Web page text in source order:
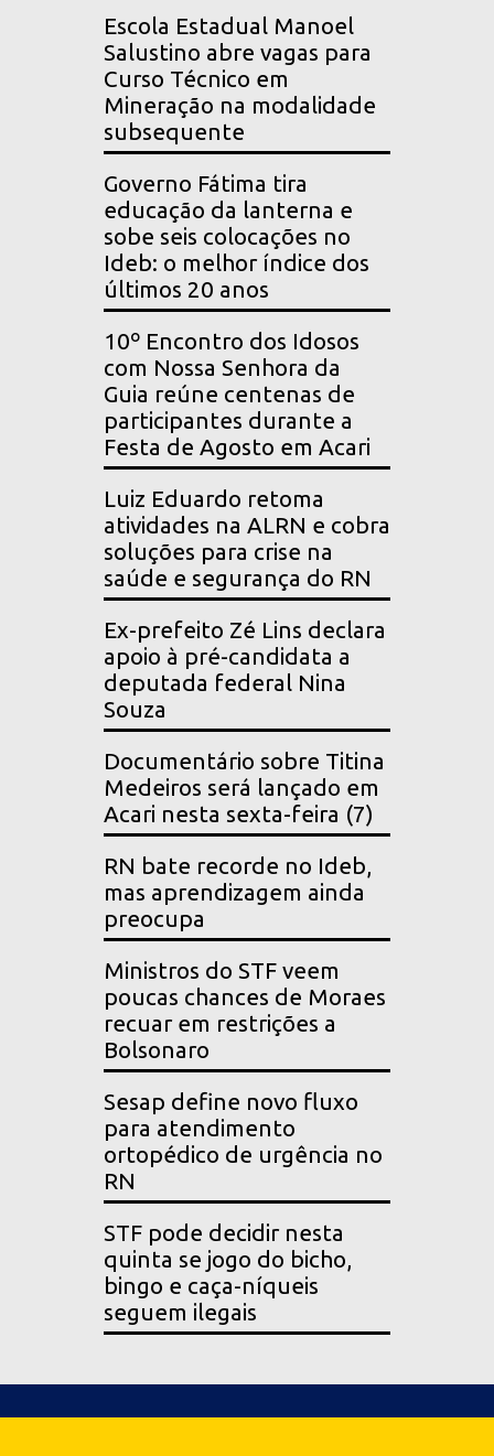
Escola Estadual Manoel
Salustino abre vagas para
Curso Técnico em
Mineração na modalidade
subsequente
Governo Fátima tira
educação da lanterna e
sobe seis colocações no
Ideb: o melhor índice dos
últimos 20 anos
10º Encontro dos Idosos
com Nossa Senhora da
Guia reúne centenas de
participantes durante a
Festa de Agosto em Acari
Luiz Eduardo retoma
atividades na ALRN e cobra
soluções para crise na
saúde e segurança do RN
Ex-prefeito Zé Lins declara
apoio à pré-candidata a
deputada federal Nina
Souza
Documentário sobre Titina
Medeiros será lançado em
Acari nesta sexta-feira (7)
RN bate recorde no Ideb,
mas aprendizagem ainda
preocupa
Ministros do STF veem
poucas chances de Moraes
recuar em restrições a
Bolsonaro
Sesap define novo fluxo
para atendimento
ortopédico de urgência no
RN
STF pode decidir nesta
quinta se jogo do bicho,
bingo e caça-níqueis
seguem ilegais